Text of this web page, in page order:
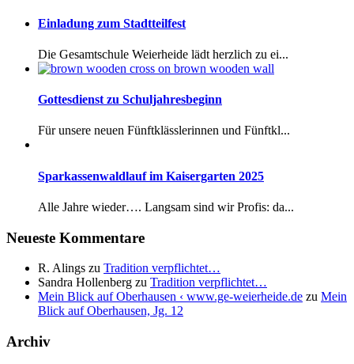
Einladung zum Stadtteilfest
Die Gesamtschule Weierheide lädt herzlich zu ei...
Gottesdienst zu Schuljahresbeginn
Für unsere neuen Fünftklässlerinnen und Fünftkl...
Sparkassenwaldlauf im Kaisergarten 2025
Alle Jahre wieder…. Langsam sind wir Profis: da...
Neueste Kommentare
R. Alings zu Tradition verpflichtet…
Sandra Hollenberg zu Tradition verpflichtet…
Mein Blick auf Oberhausen ‹ www.ge-weierheide.de zu Mein
Blick auf Oberhausen, Jg. 12
Archiv